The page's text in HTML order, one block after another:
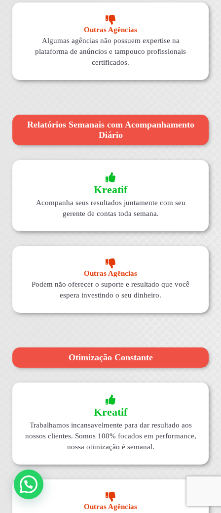
Outras Agências
Algumas agências não possuem expertise na
plataforma de anúncios e tampouco profissionais
certificados.
Relatórios Semanais com Acompanhamento
Diário
Kreatif
Acompanha seus resultados juntamente com seu
gerente de contas toda semana.
Outras Agências
Podem não oferecer o suporte e resultado que você
espera investindo o seu dinheiro.
Otimização Constante
Kreatif
Trabalhamos incansavelmente para dar resultado aos
nossos clientes. Somos 100% focados em performance,
nossa otimização é semanal.
Outras Agências